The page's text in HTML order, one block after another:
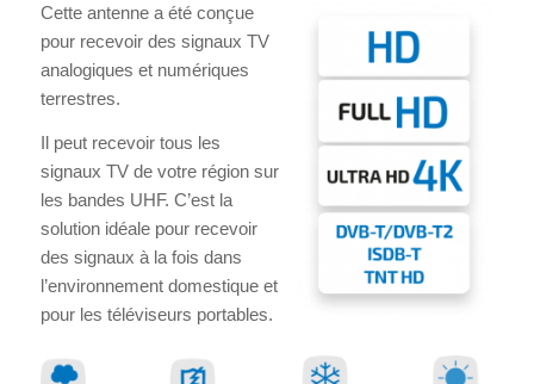
Cette antenne a été conçue
pour recevoir des signaux TV
analogiques et numériques
terrestres.
Il peut recevoir tous les
signaux TV de votre région sur
les bandes UHF. C’est la
solution idéale pour recevoir
des signaux à la fois dans
l’environnement domestique et
pour les téléviseurs portables.